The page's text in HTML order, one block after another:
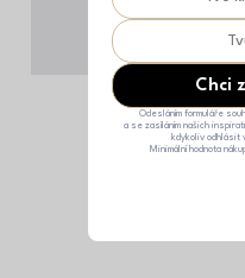
Chci
Odesláním formuláře
a se zasíláním našich
kdykoliv odhlásit
Minimální hodnota